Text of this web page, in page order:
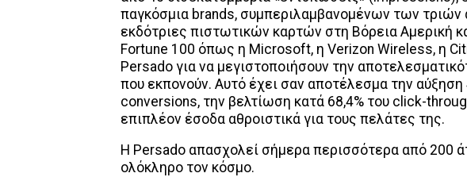
παγκόσμια brands, συμπεριλαμβανομένων των τριών
εκδότριες πιστωτικών καρτών στη Βόρεια Αμερική
Fortune 100 όπως η Microsoft, η Verizon Wireless, η
Persado για να μεγιστοποιήσουν την
που εκπονούν. Αυτό έχει σαν αποτέλεσμα την
conversions, την βελτίωση κατά 68,4% του click-
επιπλέον έσοδα αθροιστικά για τους πελάτες της.
H Persado απασχολεί σήμερα περισσότερα από 200
ολόκληρο τον κόσμο.